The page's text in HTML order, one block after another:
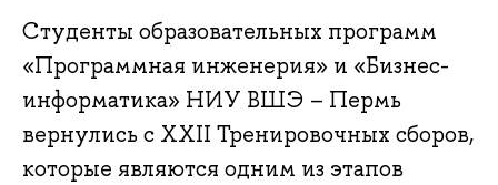
Студенты образовательных программ
«Программная инженерия» и «Бизнес-
информатика» НИУ ВШЭ – Пермь
вернулись с XXII Тренировочных сборов,
которые являются одним из этапов